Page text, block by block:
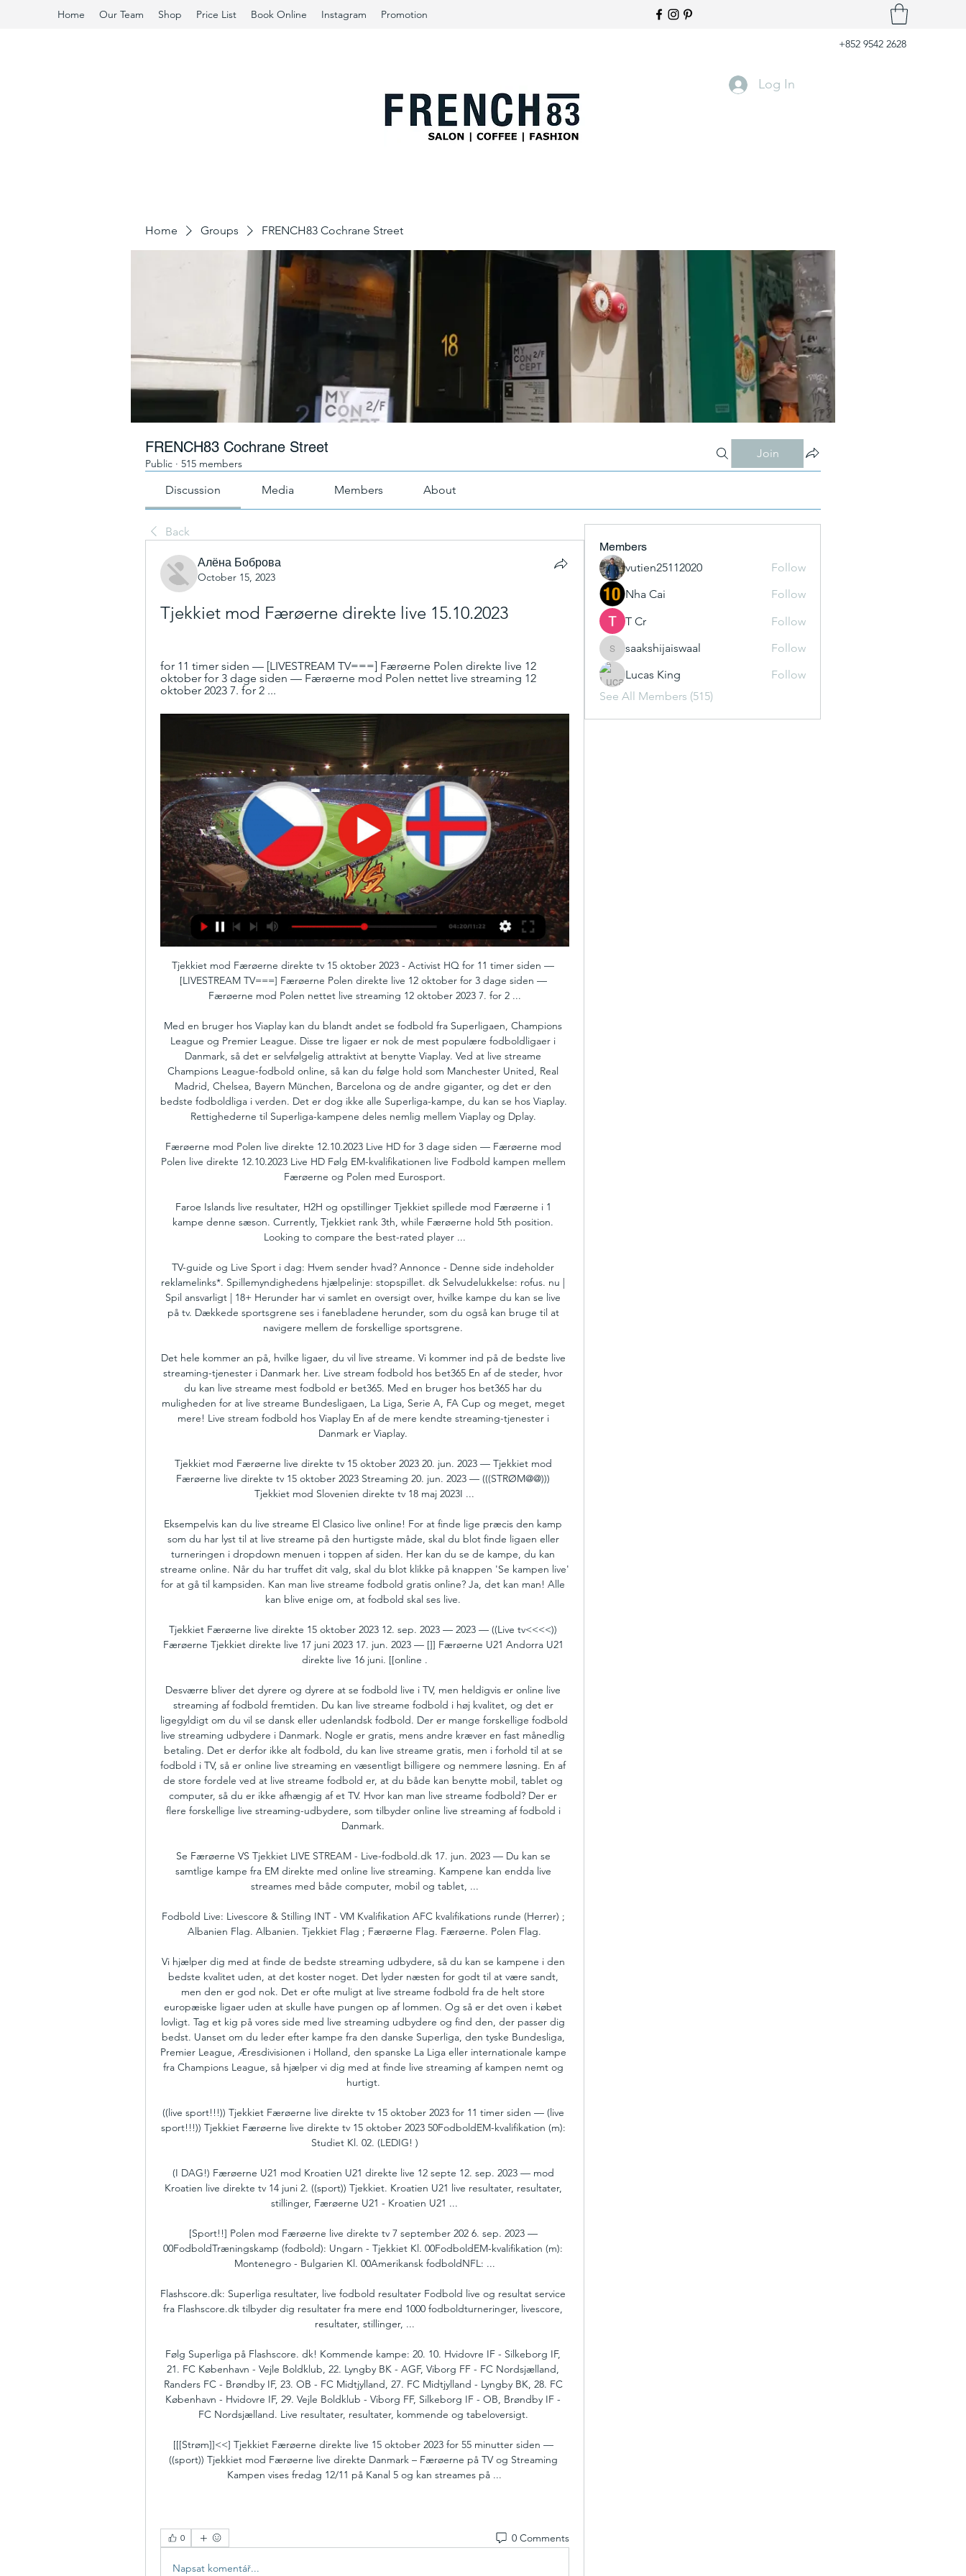
Home Our Team Shop Price List Book Online Instagram Promotion
+852 9542 2628
Log In
Home Groups FRENCH83 Cochrane Street
FRENCH83 Cochrane Street
Public · 515 members
Join
Discussion Media Members About
Back
Алёна Боброва
October 15, 2023
Tjekkiet mod Færøerne direkte live 15.10.2023
for 11 timer siden — [LIVESTREAM TV===] Færøerne Polen direkte live 12
oktober for 3 dage siden — Færøerne mod Polen nettet live streaming 12
oktober 2023 7. for 2 ...
Tjekkiet mod Færøerne direkte tv 15 oktober 2023 - Activist HQ for 11 timer siden —
[LIVESTREAM TV===] Færøerne Polen direkte live 12 oktober for 3 dage siden —
Færøerne mod Polen nettet live streaming 12 oktober 2023 7. for 2 ...
Med en bruger hos Viaplay kan du blandt andet se fodbold fra Superligaen, Champions
League og Premier League. Disse tre ligaer er nok de mest populære fodboldligaer i
Danmark, så det er selvfølgelig attraktivt at benytte Viaplay. Ved at live streame
Champions League-fodbold online, så kan du følge hold som Manchester United, Real
Madrid, Chelsea, Bayern München, Barcelona og de andre giganter, og det er den
bedste fodboldliga i verden. Det er dog ikke alle Superliga-kampe, du kan se hos Viaplay.
Rettighederne til Superliga-kampene deles nemlig mellem Viaplay og Dplay.
Færøerne mod Polen live direkte 12.10.2023 Live HD for 3 dage siden — Færøerne mod
Polen live direkte 12.10.2023 Live HD Følg EM-kvalifikationen live Fodbold kampen mellem
Færøerne og Polen med Eurosport.
Faroe Islands live resultater, H2H og opstillinger Tjekkiet spillede mod Færøerne i 1
kampe denne sæson. Currently, Tjekkiet rank 3th, while Færøerne hold 5th position.
Looking to compare the best-rated player ...
TV-guide og Live Sport i dag: Hvem sender hvad? Annonce - Denne side indeholder
reklamelinks*. Spillemyndighedens hjælpelinje: stopspillet. dk Selvudelukkelse: rofus. nu |
Spil ansvarligt | 18+ Herunder har vi samlet en oversigt over, hvilke kampe du kan se live
på tv. Dækkede sportsgrene ses i fanebladene herunder, som du også kan bruge til at
navigere mellem de forskellige sportsgrene.
Det hele kommer an på, hvilke ligaer, du vil live streame. Vi kommer ind på de bedste live
streaming-tjenester i Danmark her. Live stream fodbold hos bet365 En af de steder, hvor
du kan live streame mest fodbold er bet365. Med en bruger hos bet365 har du
muligheden for at live streame Bundesligaen, La Liga, Serie A, FA Cup og meget, meget
mere! Live stream fodbold hos Viaplay En af de mere kendte streaming-tjenester i
Danmark er Viaplay.
Tjekkiet mod Færøerne live direkte tv 15 oktober 2023 20. jun. 2023 — Tjekkiet mod
Færøerne live direkte tv 15 oktober 2023 Streaming 20. jun. 2023 — (((STRØM@@)))
Tjekkiet mod Slovenien direkte tv 18 maj 2023I ...
Eksempelvis kan du live streame El Clasico live online! For at finde lige præcis den kamp
som du har lyst til at live streame på den hurtigste måde, skal du blot finde ligaen eller
turneringen i dropdown menuen i toppen af siden. Her kan du se de kampe, du kan
streame online. Når du har truffet dit valg, skal du blot klikke på knappen 'Se kampen live'
for at gå til kampsiden. Kan man live streame fodbold gratis online? Ja, det kan man! Alle
kan blive enige om, at fodbold skal ses live.
Tjekkiet Færøerne live direkte 15 oktober 2023 12. sep. 2023 — 2023 — ((Live tv<<<<))
Færøerne Tjekkiet direkte live 17 juni 2023 17. jun. 2023 — []] Færøerne U21 Andorra U21
direkte live 16 juni. [[online .
Desværre bliver det dyrere og dyrere at se fodbold live i TV, men heldigvis er online live
streaming af fodbold fremtiden. Du kan live streame fodbold i høj kvalitet, og det er
ligegyldigt om du vil se dansk eller udenlandsk fodbold. Der er mange forskellige fodbold
live streaming udbydere i Danmark. Nogle er gratis, mens andre kræver en fast månedlig
betaling. Det er derfor ikke alt fodbold, du kan live streame gratis, men i forhold til at se
fodbold i TV, så er online live streaming en væsentligt billigere og nemmere løsning. En af
de store fordele ved at live streame fodbold er, at du både kan benytte mobil, tablet og
computer, så du er ikke afhængig af et TV. Hvor kan man live streame fodbold? Der er
flere forskellige live streaming-udbydere, som tilbyder online live streaming af fodbold i
Danmark.
Se Færøerne VS Tjekkiet LIVE STREAM - Live-fodbold.dk 17. jun. 2023 — Du kan se
samtlige kampe fra EM direkte med online live streaming. Kampene kan endda live
streames med både computer, mobil og tablet, ...
Fodbold Live: Livescore & Stilling INT - VM Kvalifikation AFC kvalifikations runde (Herrer) ;
Albanien Flag. Albanien. Tjekkiet Flag ; Færøerne Flag. Færøerne. Polen Flag.
Vi hjælper dig med at finde de bedste streaming udbydere, så du kan se kampene i den
bedste kvalitet uden, at det koster noget. Det lyder næsten for godt til at være sandt,
men den er god nok. Det er ofte muligt at live streame fodbold fra de helt store
europæiske ligaer uden at skulle have pungen op af lommen. Og så er det oven i købet
lovligt. Tag et kig på vores side med live streaming udbydere og find den, der passer dig
bedst. Uanset om du leder efter kampe fra den danske Superliga, den tyske Bundesliga,
Premier League, Æresdivisionen i Holland, den spanske La Liga eller internationale kampe
fra Champions League, så hjælper vi dig med at finde live streaming af kampen nemt og
hurtigt.
((live sport!!!)) Tjekkiet Færøerne live direkte tv 15 oktober 2023 for 11 timer siden — (live
sport!!!)) Tjekkiet Færøerne live direkte tv 15 oktober 2023 50FodboldEM-kvalifikation (m):
Studiet Kl. 02. (LEDIG! )
(I DAG!) Færøerne U21 mod Kroatien U21 direkte live 12 septe 12. sep. 2023 — mod
Kroatien live direkte tv 14 juni 2. ((sport)) Tjekkiet. Kroatien U21 live resultater, resultater,
stillinger, Færøerne U21 - Kroatien U21 ...
[Sport!!] Polen mod Færøerne live direkte tv 7 september 202 6. sep. 2023 —
00FodboldTræningskamp (fodbold): Ungarn - Tjekkiet Kl. 00FodboldEM-kvalifikation (m):
Montenegro - Bulgarien Kl. 00Amerikansk fodboldNFL: ...
Flashscore.dk: Superliga resultater, live fodbold resultater Fodbold live og resultat service
fra Flashscore.dk tilbyder dig resultater fra mere end 1000 fodboldturneringer, livescore,
resultater, stillinger, ...
Følg Superliga på Flashscore. dk! Kommende kampe: 20. 10. Hvidovre IF - Silkeborg IF,
21. FC København - Vejle Boldklub, 22. Lyngby BK - AGF, Viborg FF - FC Nordsjælland,
Randers FC - Brøndby IF, 23. OB - FC Midtjylland, 27. FC Midtjylland - Lyngby BK, 28. FC
København - Hvidovre IF, 29. Vejle Boldklub - Viborg FF, Silkeborg IF - OB, Brøndby IF -
FC Nordsjælland. Live resultater, resultater, kommende og tabeloversigt.
[[[Strøm]]<<] Tjekkiet Færøerne direkte live 15 oktober 2023 for 55 minutter siden —
((sport)) Tjekkiet mod Færøerne live direkte Danmark – Færøerne på TV og Streaming
Kampen vises fredag 12/11 på Kanal 5 og kan streames på ...
0 0 Comments
Napsat komentář...
Members
vutien25112020
Follow
Nha Cai
Follow
T Cr
Follow
saakshijaiswaal
saakshijaiswaal
Follow
Lucas King
Follow
See All Members (515)